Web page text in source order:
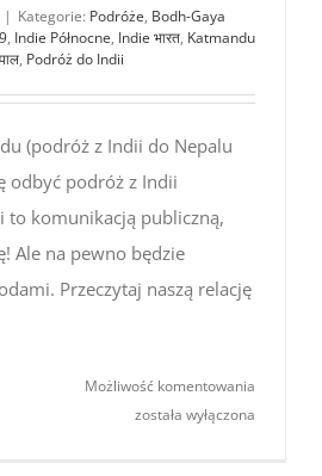
| Kategorie: Podróże, Bodh-Gaya
, Indie Północne, Indie भारत, Katmandu
, Podróż do Indii
(podróż z Indii do Nepalu
odbyć podróż z Indii
to komunikacją publiczną,
Ale na pewno będzie
Przeczytaj naszą relację
Możliwość komentowania
została wyłączona